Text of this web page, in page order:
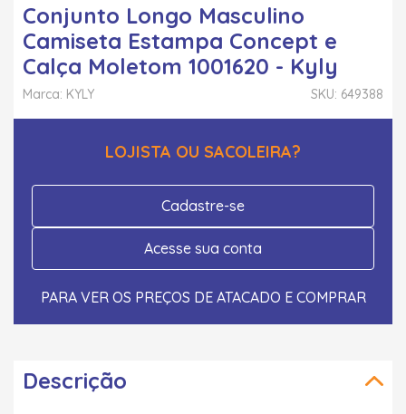
Conjunto Longo Masculino
Camiseta Estampa Concept e
Calça Moletom 1001620 - Kyly
SKU: 649388
Marca: KYLY
LOJISTA OU SACOLEIRA?
Cadastre-se
Acesse sua conta
PARA VER OS PREÇOS DE ATACADO E COMPRAR
Descrição